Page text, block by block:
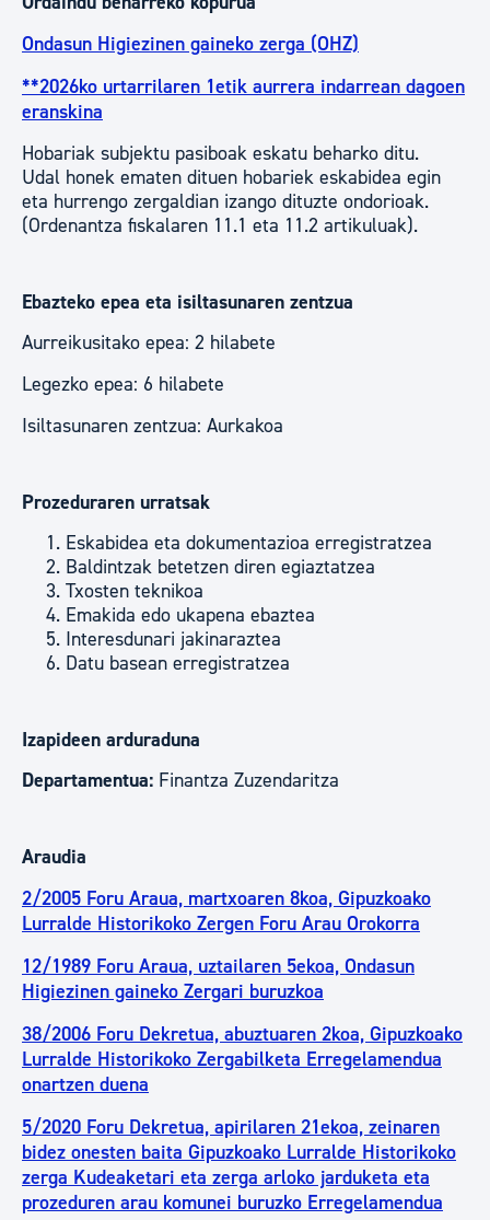
Ondasun Higiezinen gaineko zerga (OHZ)
**2026ko urtarrilaren 1etik aurrera indarrean dagoen
eranskina
Hobariak subjektu pasiboak eskatu beharko ditu.
Udal honek ematen dituen hobariek eskabidea egin
eta hurrengo zergaldian izango dituzte ondorioak.
(Ordenantza fiskalaren 11.1 eta 11.2 artikuluak).
Ebazteko epea eta isiltasunaren zentzua
Aurreikusitako epea: 2 hilabete
Legezko epea: 6 hilabete
Isiltasunaren zentzua: Aurkakoa
Prozeduraren urratsak
Eskabidea eta dokumentazioa erregistratzea
Baldintzak betetzen diren egiaztatzea
Txosten teknikoa
Emakida edo ukapena ebaztea
Interesdunari jakinaraztea
Datu basean erregistratzea
Izapideen arduraduna
Departamentua: Finantza Zuzendaritza
Araudia
2/2005 Foru Araua, martxoaren 8koa, Gipuzkoako
Lurralde Historikoko Zergen Foru Arau Orokorra
12/1989 Foru Araua, uztailaren 5ekoa, Ondasun
Higiezinen gaineko Zergari buruzkoa
38/2006 Foru Dekretua, abuztuaren 2koa, Gipuzkoako
Lurralde Historikoko Zergabilketa Erregelamendua
onartzen duena
5/2020 Foru Dekretua, apirilaren 21ekoa, zeinaren
bidez onesten baita Gipuzkoako Lurralde Historikoko
zerga Kudeaketari eta zerga arloko jarduketa eta
prozeduren arau komunei buruzko Erregelamendua